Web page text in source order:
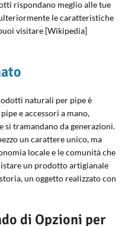
rispondano meglio alle tue
le caratteristiche
visitare [Wikipedia]
naturali per pipe è
e accessori a mano,
tramandano da generazioni.
un carattere unico, ma
locale e le comunità che
un prodotto artigianale
un oggetto realizzato con
di Opzioni per